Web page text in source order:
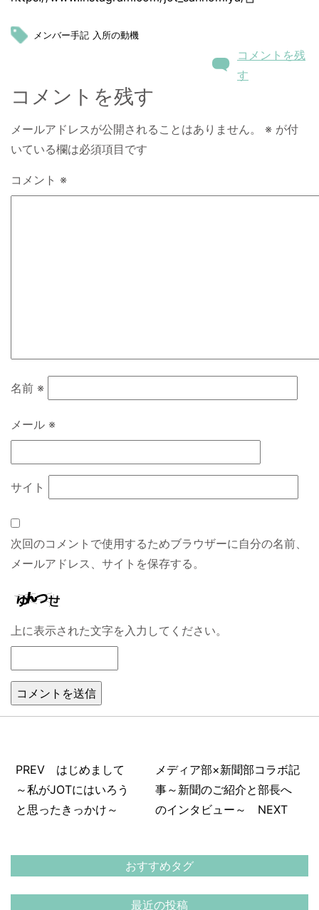
おすすめタグ
最近の投稿
メンバー手記 入所の動機
コメントを残
す
コメントを残す
メールアドレスが公開されることはありません。 ※ が付
いている欄は必須項目です
コメント ※
名前 ※
メール ※
サイト
次回のコメントで使用するためブラウザーに自分の名前、
メールアドレス、サイトを保存する。
上に表示された文字を入力してください。
PREV はじめまして
～私がJOTにはいろう
と思ったきっかけ～
メディア部×新聞部コラボ記
事～新聞のご紹介と部長へ
のインタビュー～ NEXT